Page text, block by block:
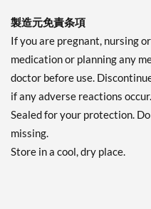
製造元免責条項
If you are pregnant, nursing
medication or planning any
doctor before use.
if any adverse reactions
Sealed for your protection.
missing.
Store in a cool, dry place.